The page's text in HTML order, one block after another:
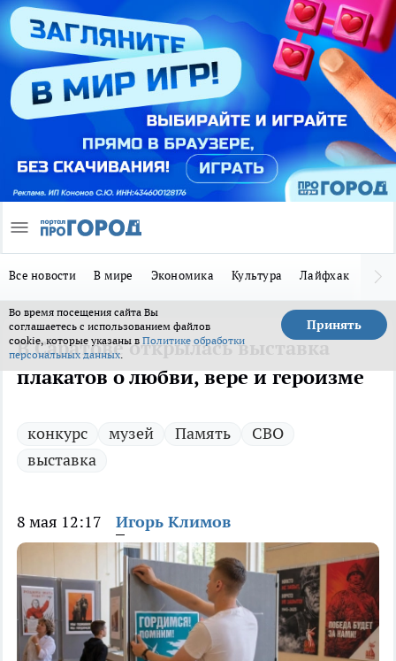
Все новости В мире Экономика Культура Лайфхак
Во время посещения сайта Вы
соглашаетесь с использованием файлов
cookie, которые указаны в Политике обработки
персональных данных.
Принять
В Саратове открылась выставка
плакатов о любви, вере и героизме
конкурс музей Память
СВО
выставка
8 мая 12:17 Игорь Климов